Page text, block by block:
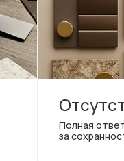
Полная
за